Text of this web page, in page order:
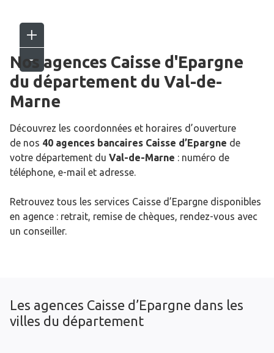
Nos agences Caisse d'Epargne
du département du Val-de-
Marne
Découvrez les coordonnées et horaires d’ouverture
de nos 40 agences bancaires Caisse d’Epargne de
votre département du Val-de-Marne : numéro de
téléphone, e-mail et adresse.
Retrouvez tous les services Caisse d’Epargne disponibles
en agence : retrait, remise de chèques, rendez-vous avec
un conseiller.
Les agences Caisse d’Epargne dans les
villes du département